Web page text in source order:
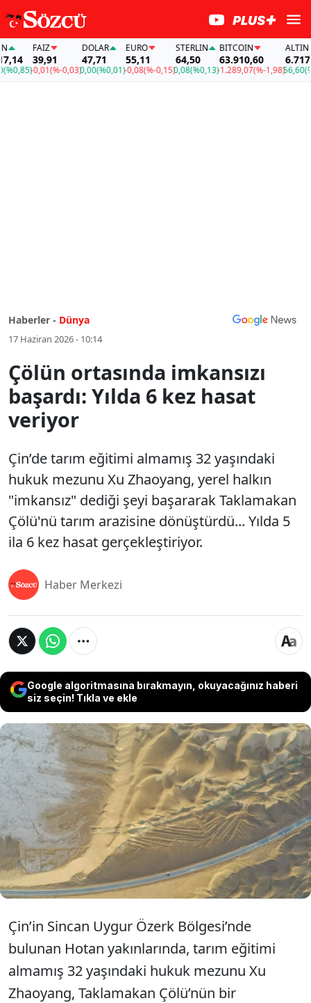
FAİZ
39,91
-0,01(%-0,03)
DOLAR
47,71
0,00(%0,01)
EURO
55,11
-0,08(%-0,15)
STERLIN
64,50
0,08(%0,13)
BITCOIN
63.910,60
-1.289,07(%-1,98)
ALTIN
6.717,14
56,60
Haberler - Dünya
17 Haziran 2026 - 10:14
Çölün ortasında imkansızı
başardı: Yılda 6 kez hasat
veriyor
Çin’de tarım eğitimi almamış 32 yaşındaki
hukuk mezunu Xu Zhaoyang, yerel halkın
"imkansız" dediği şeyi başararak Taklamakan
Çölü'nü tarım arazisine dönüştürdü... Yılda 5
ila 6 kez hasat gerçekleştiriyor.
Haber Merkezi
Google algoritmasına bırakmayın, okuyacağınız haberi
siz seçin! Tıkla ve ekle
Çin’de tarım eğitimi almamış 32 yaşındaki
hukuk mezunu Xu Zhaoyang, yerel halkın
"imkansız" dediği şeyi başararak Taklamakan
Çölü'nü tarım arazisine dönüştürdü... Yılda 5
ila 6 kez hasat gerçekleştiriyor.
Çin’in Sincan Uygur Özerk Bölgesi’nde
bulunan Hotan yakınlarında, tarım eğitimi
almamış 32 yaşındaki hukuk mezunu Xu
Zhaoyang, Taklamakan Çölü’nün bir